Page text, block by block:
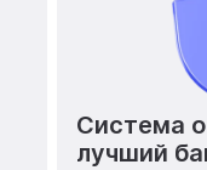
Система
лучший